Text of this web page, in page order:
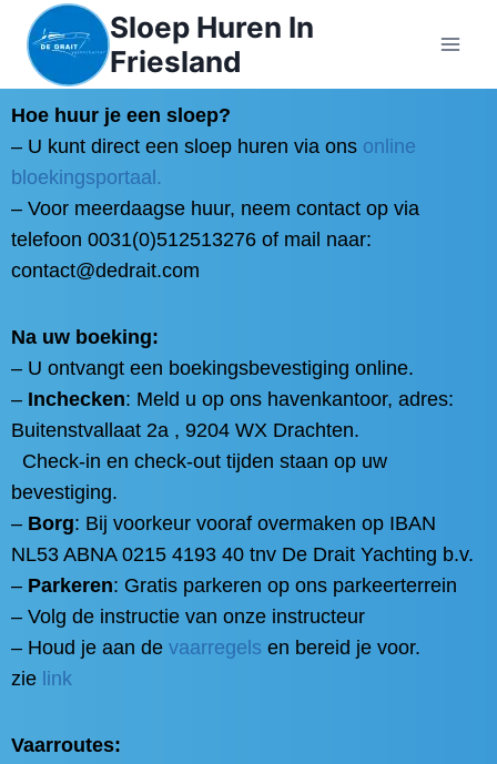
Sloep Huren In
Friesland
Hoe huur je een sloep?
– U kunt direct een sloep huren via ons online
bloekingsportaal.
– Voor meerdaagse huur, neem contact op via
telefoon 0031(0)512513276 of mail naar:
contact@dedrait.com
Na uw boeking:
– U ontvangt een boekingsbevestiging online.
– Inchecken: Meld u op ons havenkantoor, adres:
Buitenstvallaat 2a , 9204 WX Drachten.
Check-in en check-out tijden staan op uw
bevestiging.
– Borg: Bij voorkeur vooraf overmaken op IBAN
NL53 ABNA 0215 4193 40 tnv De Drait Yachting b.v.
– Parkeren: Gratis parkeren op ons parkeerterrein
– Volg de instructie van onze instructeur
– Houd je aan de vaarregels en bereid je voor.
zie link
Vaarroutes: